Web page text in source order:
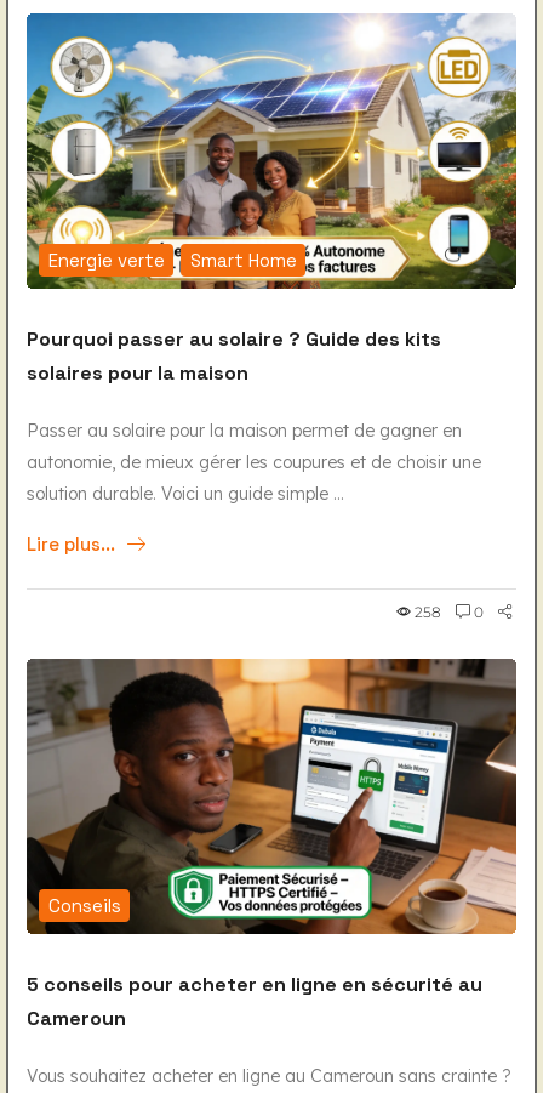
Energie verte Smart Home
Pourquoi passer au solaire ? Guide des kits
solaires pour la maison
Passer au solaire pour la maison permet de gagner en
autonomie, de mieux gérer les coupures et de choisir une
solution durable. Voici un guide simple ...
Lire plus...
258 0
Conseils
5 conseils pour acheter en ligne en sécurité au
Cameroun
Vous souhaitez acheter en ligne au Cameroun sans crainte ?